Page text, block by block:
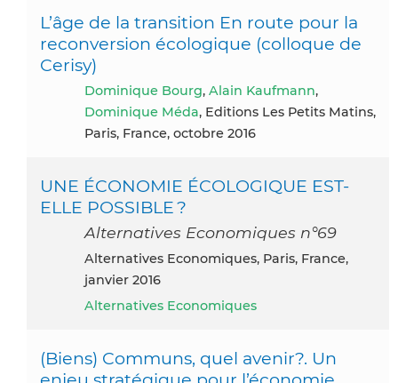
L’âge de la transition En route pour la
reconversion écologique (colloque de
Cerisy)
Dominique Bourg, Alain Kaufmann,
Dominique Méda, Editions Les Petits Matins,
Paris, France, octobre 2016
UNE ÉCONOMIE ÉCOLOGIQUE EST-
ELLE POSSIBLE ?
Alternatives Economiques n°69
Alternatives Economiques, Paris, France,
janvier 2016
Alternatives Economiques
(Biens) Communs, quel avenir?. Un